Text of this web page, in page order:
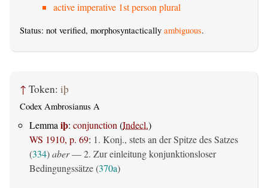
active imperative 1st person plural
Status: not verified, morphosyntactically ambiguous.
↑ Token: iþ
Codex Ambrosianus A
Lemma iþ: conjunction (Indecl.)
WS 1910, p. 69: 1. Konj., stets an der Spitze des Satzes
(334)aber— 2. Zur einleitung konjunktionsloser
Bedingungssätze (370a)